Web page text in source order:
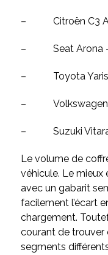
– Citroën C3
– Seat Arona
– Toyota
–
– Suzuki
Le volume de
véhicule. Le
avec un gabarit
facilement l’écart
chargement.
courant de trouver
segments